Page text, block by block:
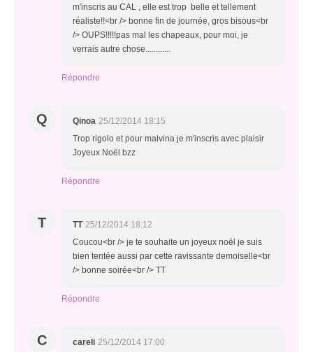
m'inscris au CAL , elle est trop belle et tellement
réaliste!!<br /> bonne fin de journée, gros bisous<br
/> OUPS!!!!!pas mal les chapeaux, pour moi, je
verrais autre chose............
Répondre
Q Qinoa 25/12/2014 18:15
Trop rigolo et pour malvina je m'inscris avec plaisir
Joyeux Noël bzz
Répondre
T TT 25/12/2014 18:12
Coucou<br /> je te souhaite un joyeux noël je suis
bien tentée aussi par cette ravissante demoiselle<br
/> bonne soirée<br /> TT
Répondre
C careli 25/12/2014 17:00